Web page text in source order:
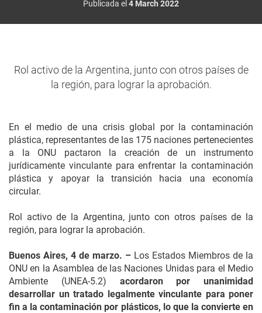
Publicada el 4 March 2022
Rol activo de la Argentina, junto con otros países de
la región, para lograr la aprobación.
En el medio de una crisis global por la contaminación
plástica, representantes de las 175 naciones pertenecientes
a la ONU pactaron la creación de un instrumento
jurídicamente vinculante para enfrentar la contaminación
plástica y apoyar la transición hacia una economía
circular.
Rol activo de la Argentina, junto con otros países de la
región, para lograr la aprobación.
Buenos Aires, 4 de marzo. – Los Estados Miembros de la
ONU en la Asamblea de las Naciones Unidas para el Medio
Ambiente (UNEA-5.2) acordaron por unanimidad
desarrollar un tratado legalmente vinculante para poner
fin a la contaminación por plásticos, lo que la convierte en